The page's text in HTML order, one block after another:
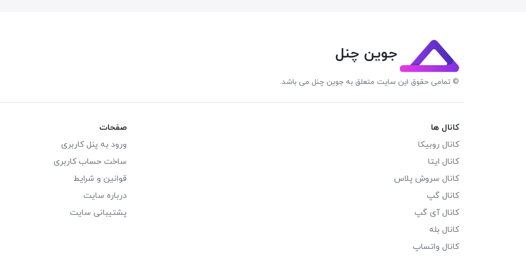
جوین چنل
© تمامی حقوق این سایت متعلق به جوین چنل می باشد.
کانال ها
کانال روبیکا
کانال ایتا
کانال سروش پلاس
کانال گپ
کانال آی گپ
کانال بله
کانال واتساپ
صفحات
ورود به پنل کاربری
ساخت حساب کاربری
قوانین و شرایط
درباره سایت
پشتیبانی سایت